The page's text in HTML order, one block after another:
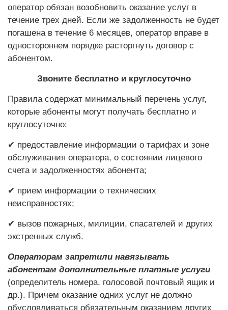
оператор обязан возобновить оказание услуг в
течение трех дней. Если же задолженность не будет
погашена в течение 6 месяцев, оператор вправе в
одностороннем порядке расторгнуть договор с
абонентом.
Звоните бесплатно и круглосуточно
Правила содержат минимальный перечень услуг,
которые абоненты могут получать бесплатно и
круглосуточно:
✔ предоставление информации о тарифах и зоне
обслуживания оператора, о состоянии лицевого
счета и задолженностях абонента;
✔ прием информации о технических
неисправностях;
✔ вызов пожарных, милиции, спасателей и других
экстренных служб.
Операторам запретили навязывать
абонентам дополнительные платные услуги
(определитель номера, голосовой почтовый ящик и
др.). Причем оказание одних услуг не должно
обусловливаться обязательным оказанием других